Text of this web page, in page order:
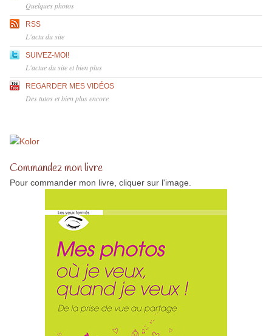
Quelques photos
RSS
L'actu du site
SUIVEZ-MOI!
L'actue du site et bien plus
REGARDER MES VIDÉOS
Des tutos et bien plus encore
Commandez mon livre
Pour commander mon livre, cliquer sur l'image.